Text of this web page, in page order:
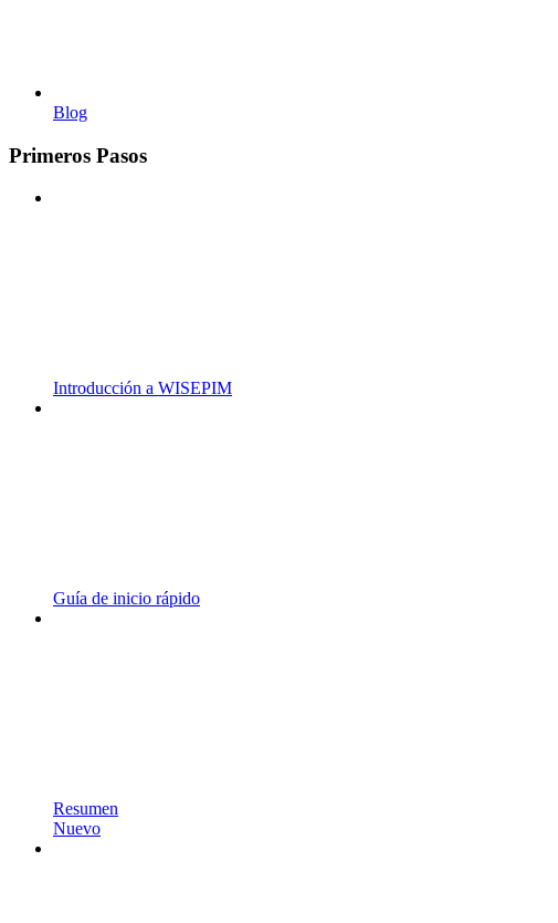
Blog
Primeros Pasos
Introducción a WISEPIM
Guía de inicio rápido
Resumen
Nuevo